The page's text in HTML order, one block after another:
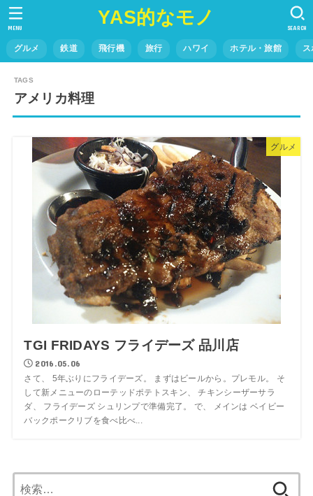
YAS的なモノ
グルメ 鉄道 飛行機 旅行 ハワイ ホテル・旅館
SEARCH
MENU
アメリカ料理
グルメ
TGI FRIDAYS フライデーズ 品川店
2016.05.06
さて、 5年ぶりにフライデーズ。 まずはビールから。プレモル。 そ
して新メニューのローテッドポテトスキン、 チキンシーザーサラ
ダ、 フライデーズ シュリンプで準備完了。 で、 メインは ベイビー
バックポークリブを食べ比べ...